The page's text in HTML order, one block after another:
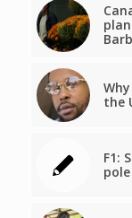
the
F1: